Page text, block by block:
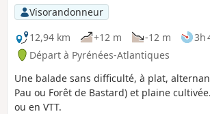
Visorandonneur
12,94 km
+12 m -12 m 3h
Départ à Pyrénées-Atlantiques
Une balade sans difficulté, à plat,
Pau ou Forêt de Bastard) et plaine
ou en VTT.